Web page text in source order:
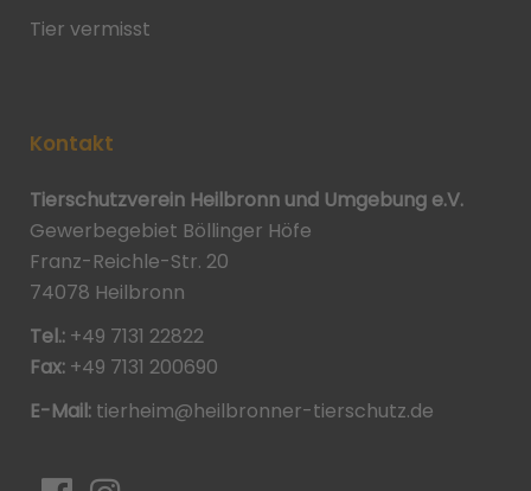
Tier vermisst
Kontakt
Tierschutzverein Heilbronn und Umgebung e.V.
Gewerbegebiet Böllinger Höfe
Franz-Reichle-Str. 20
74078 Heilbronn
Tel.: +49 7131 22822
Fax: +49 7131 200690
E-Mail: tierheim@heilbronner-tierschutz.de